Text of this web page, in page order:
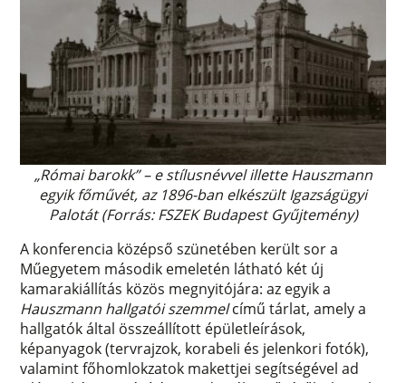
„Római barokk” – e stílusnévvel illette Hauszmann
egyik főművét, az 1896-ban elkészült Igazságügyi
Palotát (Forrás: FSZEK Budapest Gyűjtemény)
A konferencia középső szünetében került sor a
Műegyetem második emeletén látható két új
kamarakiállítás közös megnyitójára: az egyik a
Hauszmann hallgatói szemmelcímű tárlat, amely a
hallgatók által összeállított épületleírások,
képanyagok (tervrajzok, korabeli és jelenkori fotók),
valamint főhomlokzatok makettjei segítségével ad